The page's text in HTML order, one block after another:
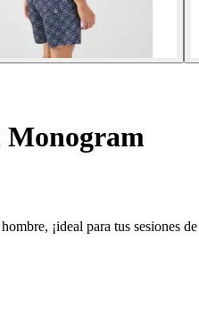
Monogram
¡ideal para tus sesiones